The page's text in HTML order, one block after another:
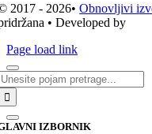
2017 - 2026•Obnovljivi
• Developed by
Page load link
IZBORNIK